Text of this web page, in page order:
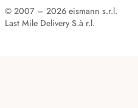
© 2007 – 2026 eismann s.r.l.
Last Mile Delivery S.à r.l.